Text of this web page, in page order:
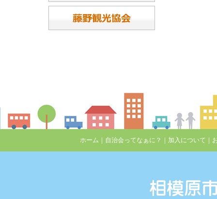
ホーム ｜ 自治会ってなぁに？ ｜ 加入について ｜